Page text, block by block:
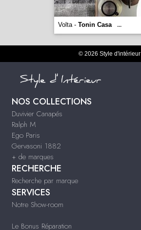
Volta - Tonin Casa ...
© 2026 Style d'intérieur
NOS COLLECTIONS
Duvivier Canapés
Ralph M
Ego Paris
Gervasoni 1882
+ de marques
RECHERCHE
Recherche par marque
SERVICES
Notre Show-room
Le Bonus Réparation